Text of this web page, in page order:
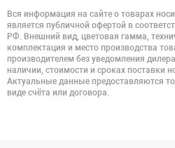
Вся информация на сайте о товарах
является публичной офертой в
РФ. Внешний вид, цветовая гамма,
комплектация и место производства
производителем без уведомления
наличии, стоимости и сроках поставки
Актуальные данные предоставляются
виде счёта или договора.